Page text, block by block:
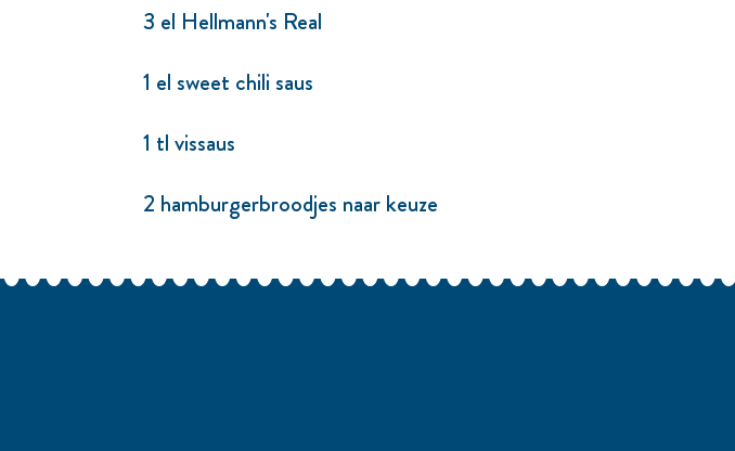
3 el Hellmann's Real
1 el sweet chili saus
1 tl vissaus
2 hamburgerbroodjes naar keuze